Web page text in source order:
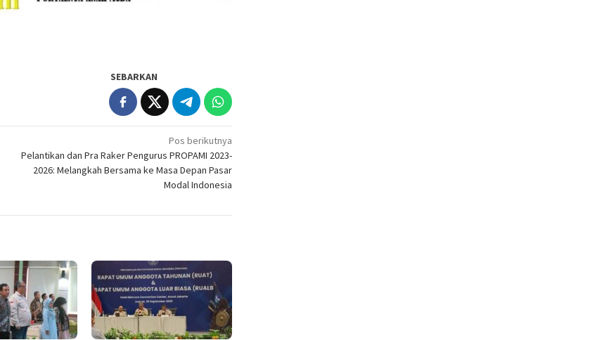
SEBARKAN
Pos berikutnya
Pelantikan dan Pra Raker Pengurus PROPAMI 2023-
2026: Melangkah Bersama ke Masa Depan Pasar
Modal Indonesia